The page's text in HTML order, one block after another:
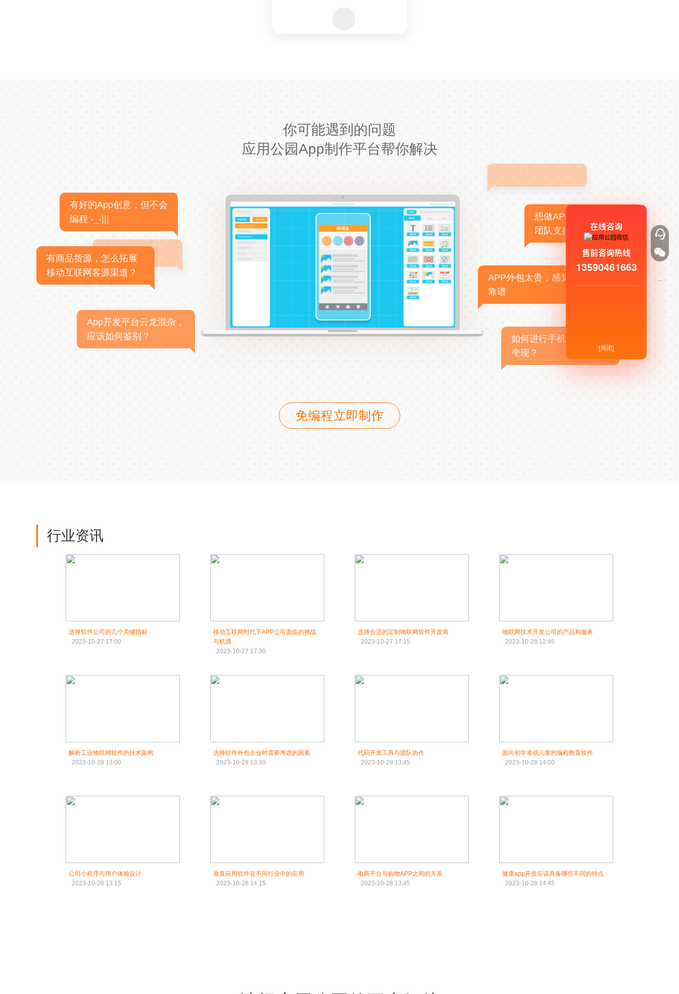
你可能遇到的问题
应用公园App制作平台帮你解决
有好的App创意，但不会
编程 -_-|||
有商品货源，怎么拓展
移动互联网客源渠道？
App开发平台云龙混杂，
应该如何鉴别？
想做APP，但没有技术
团队支持
APP外包太贵，感觉不
靠谱
如何进行手机APP商业
变现？
免编程立即制作
行业资讯
选择软件公司的几个关键指标
2023-10-27 17:00
移动互联网时代下APP公司面临的挑战
与机遇
2023-10-27 17:30
选择合适的定制物联网软件开发商
2023-10-27 17:15
物联网技术开发公司的产品和服务
2023-10-28 12:45
解析工业物联网软件的技术架构
2023-10-28 13:00
选择软件外包企业时需要考虑的因素
2023-10-28 13:30
代码开发工具与团队协作
2023-10-28 13:45
面向初学者或儿童的编程教育软件
2023-10-28 14:00
公司小程序与用户体验设计
2023-10-28 13:15
垂直应用软件在不同行业中的应用
2023-10-28 14:15
电商平台与购物APP之间的关系
2023-10-28 13:45
健康app开发应该具备哪些不同的特点
2023-10-28 14:45
在线咨询
售前咨询热线
13590461663
[关闭]